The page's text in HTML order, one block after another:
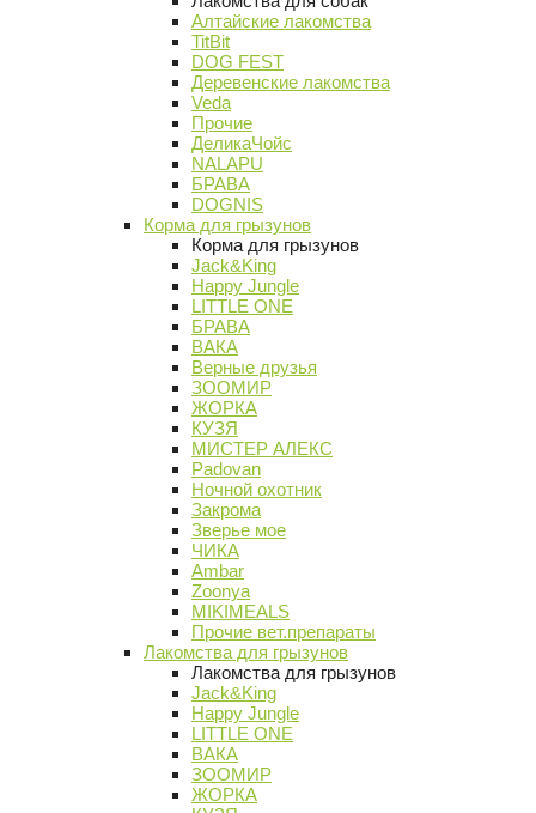
Алтайские лакомства
TitBit
DOG FEST
Деревенские лакомства
Veda
Прочие
ДеликаЧойс
NALAPU
БРАВА
DOGNIS
Корма для грызунов
Корма для грызунов
Jack&King
Happy Jungle
LITTLE ONE
БРАВА
ВАКА
Верные друзья
ЗООМИР
ЖОРКА
КУЗЯ
МИСТЕР АЛЕКС
Padovan
Ночной охотник
Закрома
Зверье мое
ЧИКА
Ambar
Zoonya
MIKIMEALS
Прочие вет.препараты
Лакомства для грызунов
Лакомства для грызунов
Jack&King
Happy Jungle
LITTLE ONE
ВАКА
ЗООМИР
ЖОРКА